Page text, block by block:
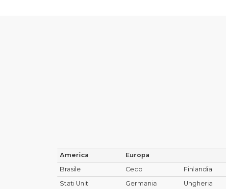
America
Europa
Brasile
Ceco Finlandia
Stati Uniti
Germania Ungheria